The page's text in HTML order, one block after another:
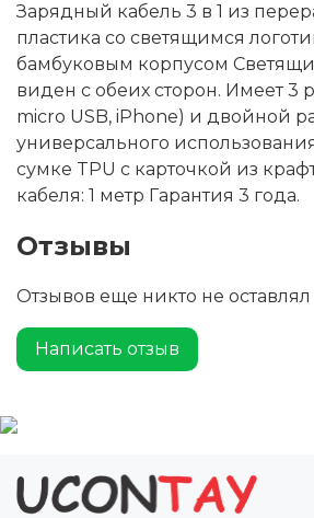
Зарядный кабель 3 в 1 из
пластика со светящимся
бамбуковым корпусом
виден с обеих сторон. Имеет 3
micro USB, iPhone) и двойной
универсального
сумке TPU с карточкой из
кабеля: 1 метр Гарантия 3 года.
Отзывы
Отзывов еще никто не оставлял
Написать отзыв